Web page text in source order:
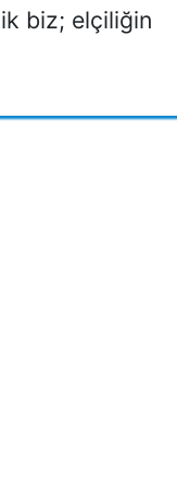
biz; elçiliğin